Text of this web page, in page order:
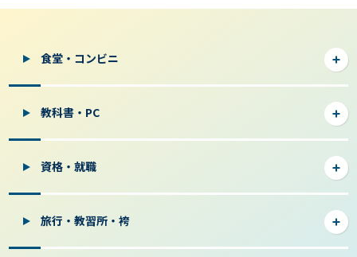
食堂・コンビニ
教科書・PC
資格・就職
旅行・教習所・袴